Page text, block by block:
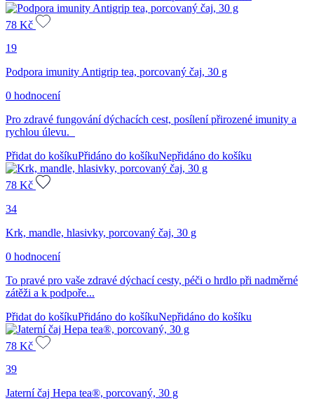
78 Kč
19
Podpora imunity Antigrip tea, porcovaný čaj, 30 g
0 hodnocení
Pro zdravé fungování dýchacích cest, posílení přirozené imunity a
rychlou úlevu.
Přidat do košíkuPřidáno do košíkuNepřidáno do košíku
78 Kč
34
Krk, mandle, hlasivky, porcovaný čaj, 30 g
0 hodnocení
To pravé pro vaše zdravé dýchací cesty, péči o hrdlo při nadměrné
zátěži a k podpoře...
Přidat do košíkuPřidáno do košíkuNepřidáno do košíku
78 Kč
39
Jaterní čaj Hepa tea®, porcovaný, 30 g